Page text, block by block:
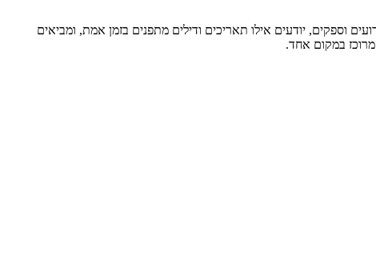
וספקים, יודעים אילו תאריכים ודילים מתפנים בזמן אמת, ומביאים
במקום אחד.